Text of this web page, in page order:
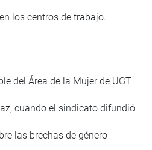
los centros de trabajo.
del Área de la Mujer de UGT
cuando el sindicato difundió
las brechas de género